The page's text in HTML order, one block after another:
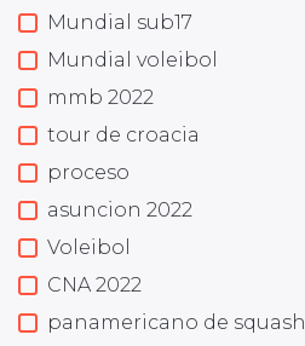
Mundial sub17
Mundial voleibol
mmb 2022
tour de croacia
proceso
asuncion 2022
Voleibol
CNA 2022
panamericano de squash